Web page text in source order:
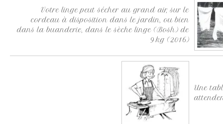
Votre linge peut sécher au grand air, sur le
cordeau à disposition dans le jardin, ou bien
dans la buanderie, dans le sèche linge (Bosh) de
9 kg (2016)
Une